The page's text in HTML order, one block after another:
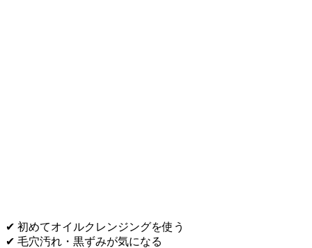
✔ 初めてオイルクレンジングを使う
✔ 毛穴汚れ・黒ずみが気になる